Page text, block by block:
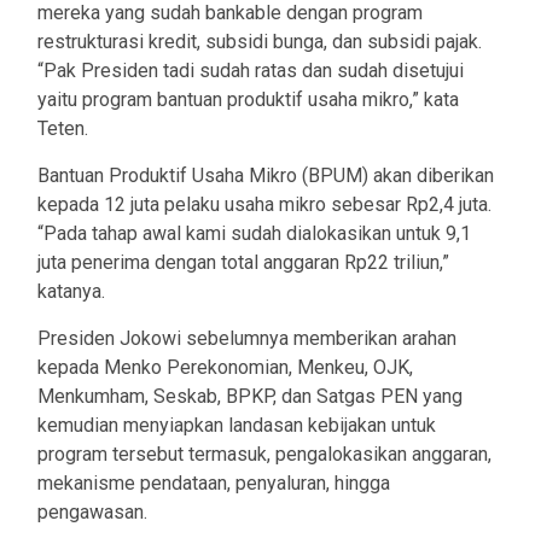
mereka yang sudah bankable dengan program
restrukturasi kredit, subsidi bunga, dan subsidi pajak.
“Pak Presiden tadi sudah ratas dan sudah disetujui
yaitu program bantuan produktif usaha mikro,” kata
Teten.
Bantuan Produktif Usaha Mikro (BPUM) akan diberikan
kepada 12 juta pelaku usaha mikro sebesar Rp2,4 juta.
“Pada tahap awal kami sudah dialokasikan untuk 9,1
juta penerima dengan total anggaran Rp22 triliun,”
katanya.
Presiden Jokowi sebelumnya memberikan arahan
kepada Menko Perekonomian, Menkeu, OJK,
Menkumham, Seskab, BPKP, dan Satgas PEN yang
kemudian menyiapkan landasan kebijakan untuk
program tersebut termasuk, pengalokasikan anggaran,
mekanisme pendataan, penyaluran, hingga
pengawasan.